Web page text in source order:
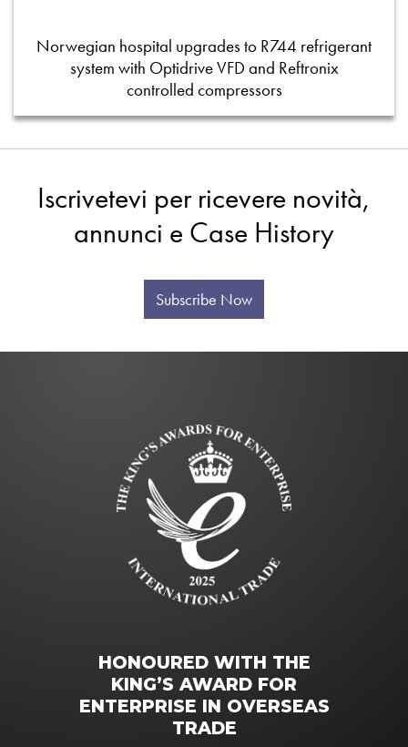
Norwegian hospital upgrades to R744 refrigerant
system with Optidrive VFD and Reftronix
controlled compressors
Iscrivetevi per ricevere novità,
annunci e Case History
Subscribe Now
HONOURED WITH THE
KING’S AWARD FOR
ENTERPRISE IN OVERSEAS
TRADE